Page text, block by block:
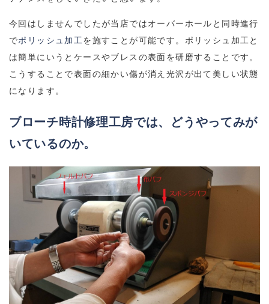
今回はしませんでしたが当店ではオーバーホールと同時進行
でポリッシュ加工を施すことが可能です。ポリッシュ加工と
は簡単にいうとケースやブレスの表面を研磨することです。
こうすることで表面の細かい傷が消え光沢が出て美しい状態
になります。
ブローチ時計修理工房では、どうやってみが
いているのか。